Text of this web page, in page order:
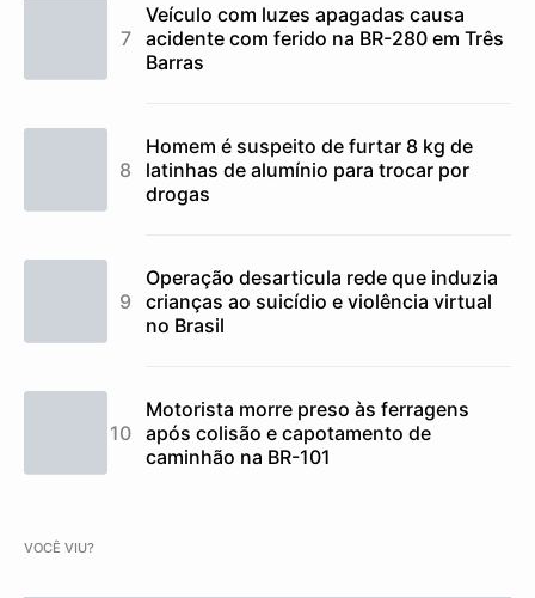
Veículo com luzes apagadas causa
acidente com ferido na BR-280 em Três
Barras
Homem é suspeito de furtar 8 kg de
latinhas de alumínio para trocar por
drogas
Operação desarticula rede que induzia
crianças ao suicídio e violência virtual
no Brasil
Motorista morre preso às ferragens
após colisão e capotamento de
caminhão na BR-101
VOCÊ VIU?